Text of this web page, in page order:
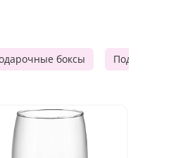
боксы Подарочные